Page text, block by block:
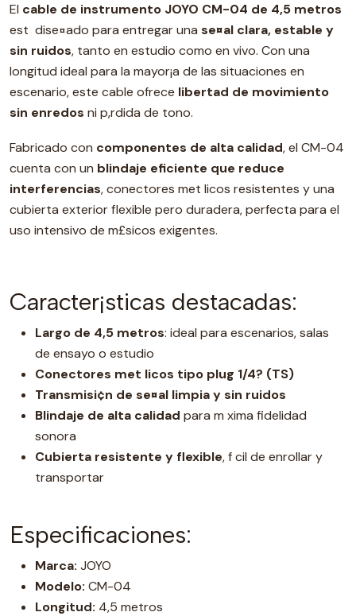
El cable de instrumento JOYO CM-04 de 4,5 metros
est dise¤ado para entregar una se¤al clara, estable y
sin ruidos, tanto en estudio como en vivo. Con una
longitud ideal para la mayor¡a de las situaciones en
escenario, este cable ofrece libertad de movimiento
sin enredos ni p‚rdida de tono.
Fabricado con componentes de alta calidad, el CM-04
cuenta con un blindaje eficiente que reduce
interferencias, conectores met licos resistentes y una
cubierta exterior flexible pero duradera, perfecta para el
uso intensivo de m£sicos exigentes.
Caracter¡sticas destacadas:
Largo de 4,5 metros: ideal para escenarios, salas
de ensayo o estudio
Conectores met licos tipo plug 1/4? (TS)
Transmisi¢n de se¤al limpia y sin ruidos
Blindaje de alta calidad para m xima fidelidad
sonora
Cubierta resistente y flexible, f cil de enrollar y
transportar
Especificaciones:
Marca: JOYO
Modelo: CM-04
Longitud: 4,5 metros